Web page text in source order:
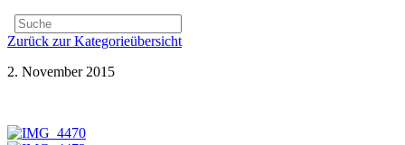
Zurück zur Kategorieübersicht
2. November 2015